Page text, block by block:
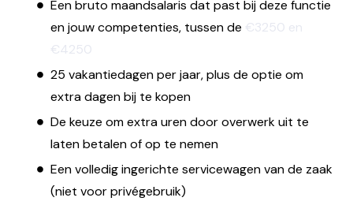
Een bruto maandsalaris dat past bij deze functie
en jouw competenties, tussen de €3250 en
€4250
25 vakantiedagen per jaar, plus de optie om
extra dagen bij te kopen
De keuze om extra uren door overwerk uit te
laten betalen of op te nemen
Een volledig ingerichte servicewagen van de zaak
(niet voor privégebruik)